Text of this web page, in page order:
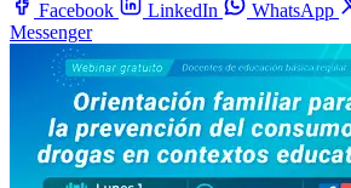
Facebook LinkedIn WhatsApp
Messenger